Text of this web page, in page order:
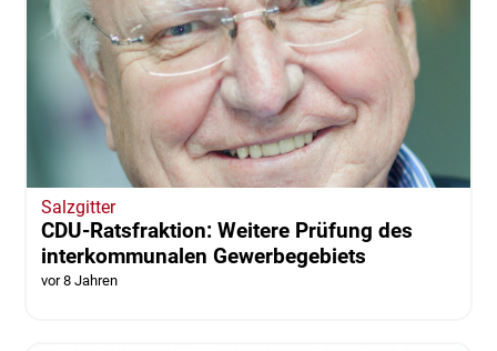
Salzgitter
CDU-Ratsfraktion: Weitere Prüfung des
interkommunalen Gewerbegebiets
vor 8 Jahren